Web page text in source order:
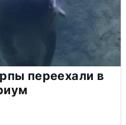
переехали в